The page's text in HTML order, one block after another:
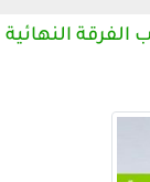
النهائية